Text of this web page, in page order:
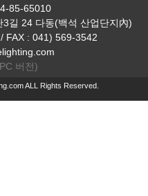
85-65010
길 24 다동(백석 산업단지內)
FAX : 041) 569-3542
PC 버전)
ALL Rights Reserved.